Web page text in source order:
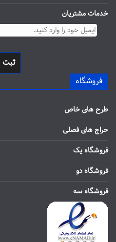
خدمات مشتریان
ثبت
فروشگاه
طرح های خاص
حراج های فصلی
فروشگاه یک
فروشگاه دو
فروشگاه سه